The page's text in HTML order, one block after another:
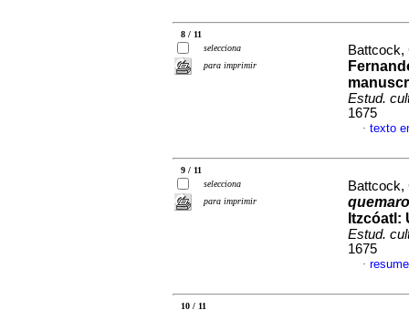
8 / 11
selecciona
para imprimir
Estud.
1675
· texto
9 / 11
selecciona
para imprimir
Itzcóatl :
Estud.
1675
·
10 / 11